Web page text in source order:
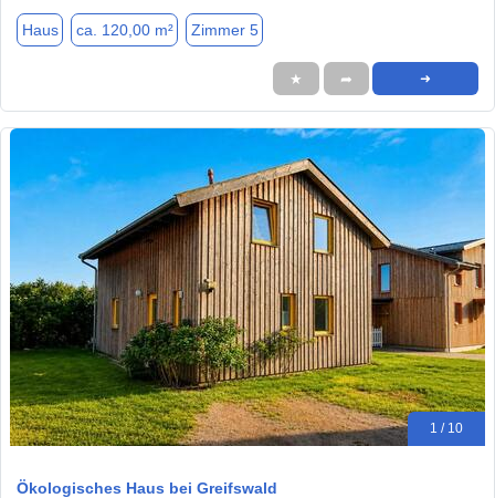
Haus ca. 120,00 m² Zimmer 5
★ ➦ ➜
1 / 10
Ökologisches Haus bei Greifswald